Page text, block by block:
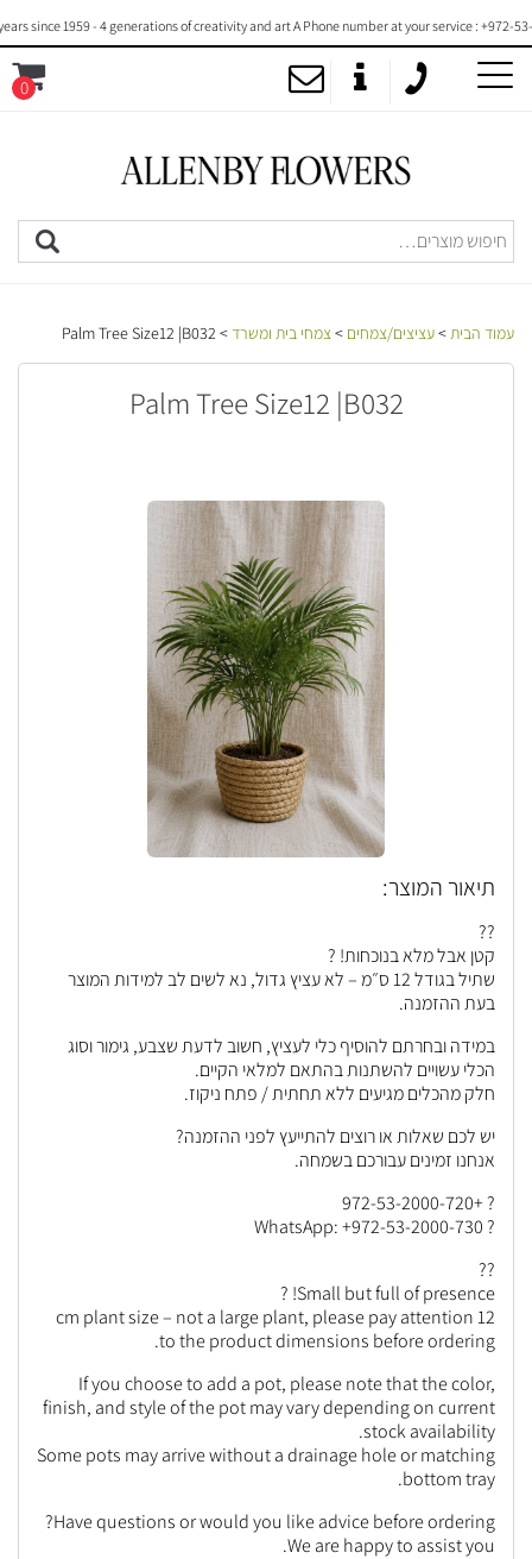
since 1959 - 4 generations of creativity and art A Phone number at your service : +972-53-
0
עמוד הבית>עציצים/צמחים >צמחי בית ומשרד> Palm Tree Size12 |B032
Palm Tree Size12 |B032
תיאור המוצר:
??
קטן אבל מלא בנוכחות! ?
שתיל בגודל 12 ס״מ – לא עציץ גדול, נא לשים לב למידות המוצר
בעת ההזמנה.
במידה ובחרתם להוסיף כלי לעציץ, חשוב לדעת שצבע, גימור וסוג
הכלי עשויים להשתנות בהתאם למלאי הקיים.
חלק מהכלים מגיעים ללא תחתית / פתח ניקוז.
יש לכם שאלות או רוצים להתייעץ לפני ההזמנה?
אנחנו זמינים עבורכם בשמחה.
? +972-53-2000-720
? WhatsApp: +972-53-2000-730
??
Small but full of presence! ?
12 cm plant size – not a large plant, please pay attention
to the product dimensions before ordering.
If you choose to add a pot, please note that the color,
finish, and style of the pot may vary depending on current
stock availability.
Some pots may arrive without a drainage hole or matching
bottom tray.
Have questions or would you like advice before ordering?
We are happy to assist you.